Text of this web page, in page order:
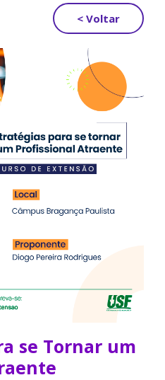
< Voltar
se Tornar um